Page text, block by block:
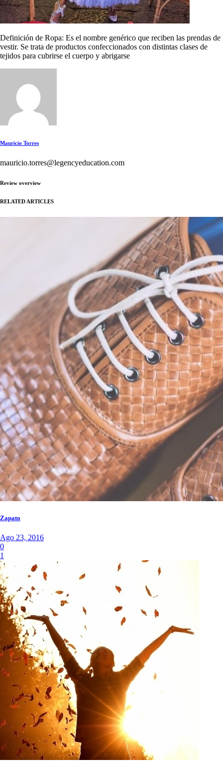
Definición de Ropa: Es el nombre genérico que reciben las prendas de
vestir. Se trata de productos confeccionados con distintas clases de
tejidos para cubrirse el cuerpo y abrigarse
Mauricio Torres
mauricio.torres@legencyeducation.com
Review overview
RELATED ARTICLES
Zapato
Ago 23, 2016
0
1